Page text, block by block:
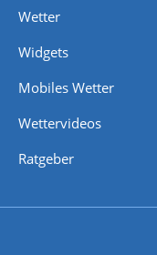
Wetter
Widgets
Mobiles Wetter
Wettervideos
Ratgeber